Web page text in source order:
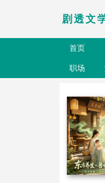
剧透文
首页
职场